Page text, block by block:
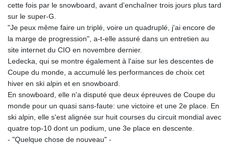
cette fois par le snowboard, avant d'enchaîner trois jours plus tard
sur le super-G.
"Je peux même faire un triplé, voire un quadruplé, j'ai encore de
la marge de progression", a-t-elle assuré dans un entretien au
site internet du CIO en novembre dernier.
Ledecka, qui se montre également à l'aise sur les descentes de
Coupe du monde, a accumulé les performances de choix cet
hiver en ski alpin et en snowboard.
En snowboard, elle n'a disputé que deux épreuves de Coupe du
monde pour un quasi sans-faute: une victoire et une 2e place. En
ski alpin, elle s'est alignée sur huit courses du circuit mondial avec
quatre top-10 dont un podium, une 3e place en descente.
- "Quelque chose de nouveau" -